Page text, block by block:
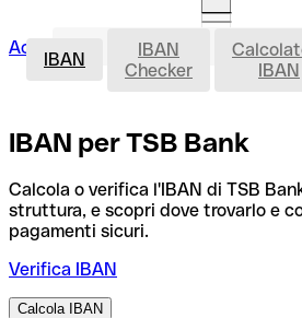
Accedi Avvia la procedura IBAN
IBAN
IBAN
Checker
IBAN
IBAN per TSB Bank
Calcola o verifica l'IBAN di TSB
struttura, e scopri dove trovarlo e
pagamenti sicuri.
Verifica IBAN
Calcola IBAN